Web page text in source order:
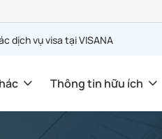
dịch vụ visa tại VISANA
Thông tin hữu ích